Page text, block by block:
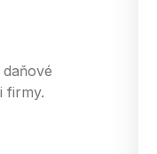
firmy.